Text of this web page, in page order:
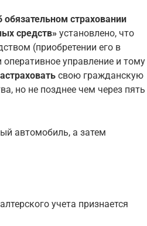
обязательном страховании
средств» установлено, что
(приобретении его в
оперативное управление и тому
свою гражданскую
но не позднее чем через пять
автомобиль, а затем
учета признается